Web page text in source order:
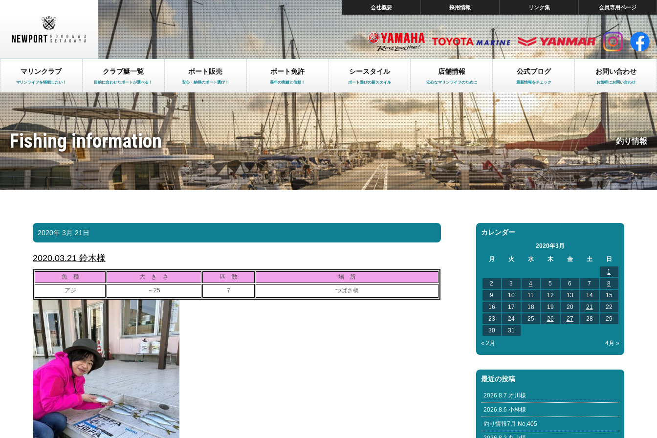
会社概要 採用情報 リンク集 会員専用ページ
マリンクラブ
マリンライフを堪能したい！
クラブ艇一覧
目的に合わせたボートが選べる！
ボート販売
安心・納得のボート選び！
ボート免許
長年の実績と信頼！
シースタイル
ボート遊びの新スタイル
店舗情報
安心なマリンライフのために
公式ブログ
最新情報をチェック
お問い合わせ
お気軽にお問い合わせ
Fishing information 釣り情報
2020年 3月 21日
2020.03.21 鈴木様
魚 種 大 き さ 匹 数
場 所
アジ
～25 7 つばさ橋
カレンダー
2020年3月
月
火 水 木 金 土
日
1
2
3 4 5 6 7
8
9
10 11 12 13 14
15
16
17 18 19 20 21
22
23
24 25 26 27 28
29
30
31
« 2月
4月 »
最近の投稿
2026.8.7 才川様
2026.8.6 小林様
釣り情報7月 No,405